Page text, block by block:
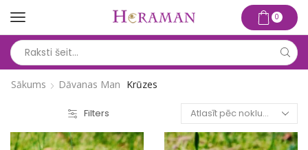
0
input
Sākums Dāvanas Man Krūzes
Filters